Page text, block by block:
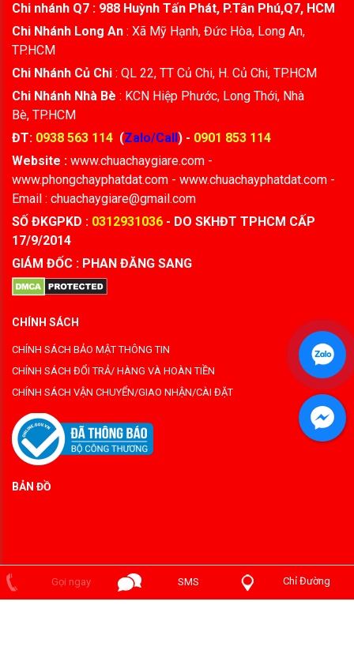
Chi nhánh Q7 : 988 Huỳnh Tấn Phát, P.Tân Phú,Q7, HCM
Chi Nhánh Long An : Xã Mỹ Hạnh, Đức Hòa, Long An,
TP.HCM
Chi Nhánh Củ Chi : QL 22, TT Củ Chi, H. Củ Chi, TP.HCM
Chi Nhánh Nhà Bè : KCN Hiệp Phước, Long Thới, Nhà
Bè, TP.HCM
ĐT: 0938 563 114 (Zalo/Call) - 0901 853 114
Website : www.chuachaygiare.com -
www.phongchayphatdat.com - www.chuachayphatdat.com -
Email : chuachaygiare@gmail.com
SỐ ĐKGPKD : 0312931036 - DO SKHĐT TPHCM CẤP
17/9/2014
GIÁM ĐỐC : PHAN ĐĂNG SANG
CHÍNH SÁCH
CHÍNH SÁCH BẢO MẬT THÔNG TIN
CHÍNH SÁCH ĐỔI TRẢ/ HÀNG VÀ HOÀN TIỀN
CHÍNH SÁCH VẬN CHUYỂN/GIAO NHẬN/CÀI ĐẶT
BẢN ĐỒ
Gọi ngay SMS Chỉ Đường